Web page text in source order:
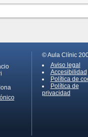
© Aula Clínic
Aviso legal
Accesibilidad
Política de
Política de
privacidad